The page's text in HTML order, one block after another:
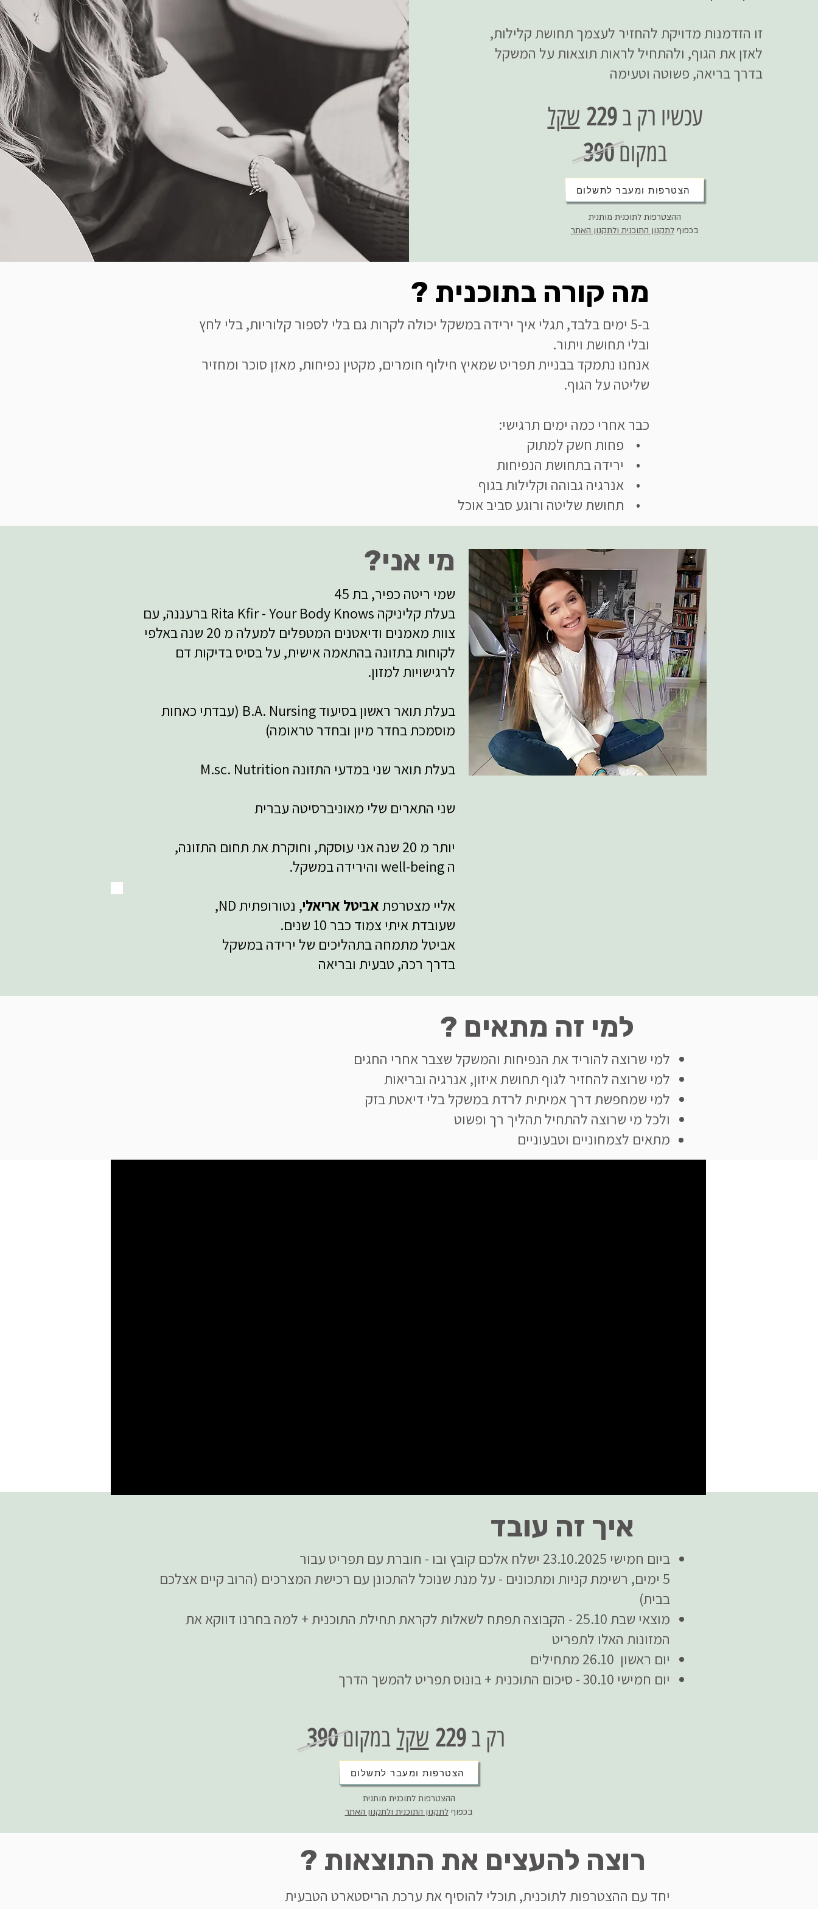
זו הזדמנות מדויקת להחזיר לעצמך תחושת קלילות,
לאזן את הגוף, ולהתחיל לראות תוצאות על המשקל
בדרך בריאה, פשוטה וטעימה
עכשיו רק ב229 שקל
במקום390
הצטרפות ומעבר לתשלום
ההצטרפות לתוכנית מותנית
בכפוףלתקנון התוכנית ולתקנון האתר
מה קורה בתוכנית ?
ב-5 ימים בלבד, תגלי איך ירידה במשקל יכולה לקרות גם בלי לספור קלוריות, בלי לחץ
ובלי תחושת ויתור.
אנחנו נתמקד בבניית תפריט שמאיץ חילוף חומרים, מקטין נפיחות, מאזֵן סוכר ומחזיר
שליטה על הגוף.
כבר אחרי כמה ימים תרגישי:
• פחות חשק למתוק
• ירידה בתחושת הנפיחות
• אנרגיה גבוהה וקלילות בגוף
• תחושת שליטה ורוגע סביב אוכל
מי אני?
שמי ריטה כפיר, בת 45
בעלת קליניקה Rita Kfir - Your Body Knows ברעננה, עם
צוות מאמנים ודיאטנים המטפלים למעלה מ 20 שנה באלפי
לקוחות בתזונה בהתאמה אישית, על בסיס בדיקות דם
לרגישויות למזון.
בעלת תואר ראשון בסיעוד B.A. Nursing (עבדתי כאחות
מוסמכת בחדר מיון ובחדר טראומה)
בעלת תואר שני במדעי התזונה M.sc. Nutrition
שני התארים שלי מאוניברסיטה עברית
יותר מ 20 שנה אני עוסקת, וחוקרת את תחום התזונה,
ה well-being והירידה במשקל.
אליי מצטרפתאביטל אריאלי, נטורופתית ND,
שעובדת איתי צמוד כבר 10 שנים.
אביטל מתמחה בתהליכים של ירידה במשקל
בדרך רכה, טבעית ובריאה
למי זה מתאים ?
למי שרוצה להוריד את הנפיחות והמשקל שצבר אחרי החגים
למי שרוצה להחזיר לגוף תחושת איזון, אנרגיה ובריאות
למי שמחפשת דרך אמיתית לרדת במשקל בלי דיאטת בזק
ולכל מי שרוצה להתחיל תהליך רך ופשוט
מתאים לצמחוניים וטבעוניים
איך זה עובד
ביום חמישי 23.10.2025 ישלח אלכם קובץ ובו - חוברת עם תפריט עבור
5 ימים, רשימת קניות ומתכונים - על מנת שנוכל להתכונן עם רכישת המצרכים (הרוב קיים אצלכם
בבית)
מוצאי שבת 25.10 - הקבוצה תפתח לשאלות לקראת תחילת התוכנית + למה בחרנו דווקא את
המזונות האלו לתפריט
יום ראשון 26.10 מתחילים
יום חמישי 30.10 - סיכום התוכנית + בונוס תפריט להמשך הדרך
רק ב229 שקל במקום390
הצטרפות ומעבר לתשלום
ההצטרפות לתוכנית מותנית
בכפוףלתקנון התוכנית ולתקנון האתר
רוצה להעצים את התוצאות ?
יחד עם ההצטרפות לתוכנית, תוכלי להוסיף את ערכת הריסטארט הטבעית